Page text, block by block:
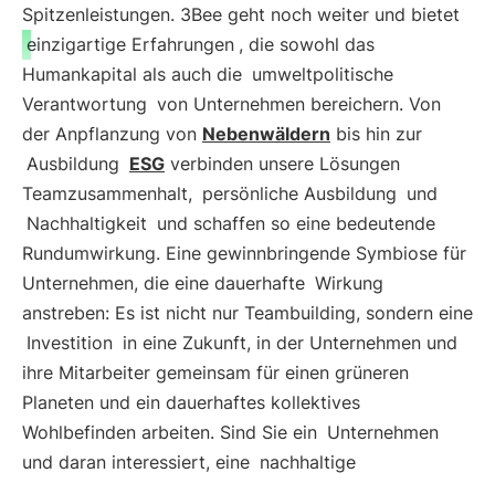
Spitzenleistungen. 3Bee geht noch weiter und bietet
einzigartige Erfahrungen , die sowohl das
Humankapital als auch die umweltpolitische
Verantwortung von Unternehmen bereichern. Von
der Anpflanzung von Nebenwäldern bis hin zur
Ausbildung ESG verbinden unsere Lösungen
Teamzusammenhalt, persönliche Ausbildung und
Nachhaltigkeit und schaffen so eine bedeutende
Rundumwirkung. Eine gewinnbringende Symbiose für
Unternehmen, die eine dauerhafte Wirkung
anstreben: Es ist nicht nur Teambuilding, sondern eine
Investition in eine Zukunft, in der Unternehmen und
ihre Mitarbeiter gemeinsam für einen grüneren
Planeten und ein dauerhaftes kollektives
Wohlbefinden arbeiten. Sind Sie ein Unternehmen
und daran interessiert, eine nachhaltige